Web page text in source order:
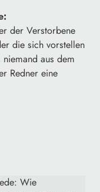
der Verstorbene
die sich vorstellen
aus dem
Redner eine